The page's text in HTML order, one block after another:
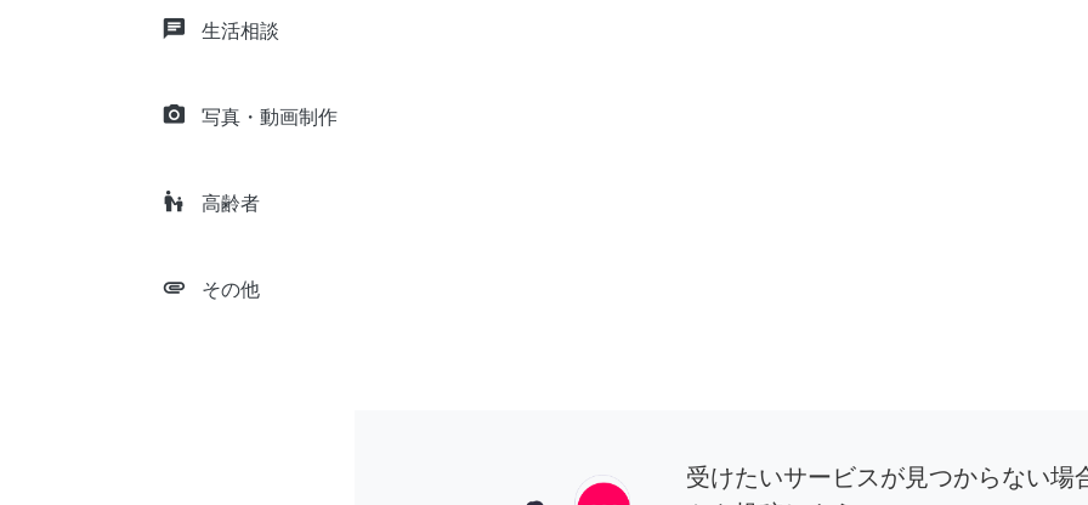
chat 生活相談
camera_alt 写真・動画制作
escalator_warning 高齢者
attachment その他
受けたいサービスが見つからない場